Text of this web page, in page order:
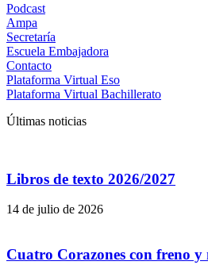
Podcast
Ampa
Secretaría
Escuela Embajadora
Contacto
Plataforma Virtual Eso
Plataforma Virtual Bachillerato
Últimas noticias
Libros de texto 2026/2027
14 de julio de 2026
Cuatro Corazones con freno y